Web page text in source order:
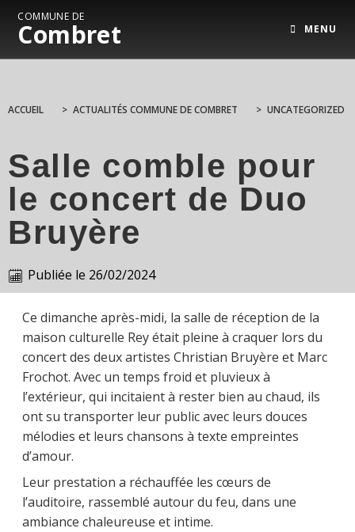
COMMUNE DE
Combret MENU
ACCUEIL > ACTUALITÉS COMMUNE DE COMBRET > UNCATEGORIZED
Salle comble pour
le concert de Duo
Bruyère
Publiée le 26/02/2024
Ce dimanche après-midi, la salle de réception de la
maison culturelle Rey était pleine à craquer lors du
concert des deux artistes Christian Bruyère et Marc
Frochot. Avec un temps froid et pluvieux à
l’extérieur, qui incitaient à rester bien au chaud, ils
ont su transporter leur public avec leurs douces
mélodies et leurs chansons à texte empreintes
d’amour.
Leur prestation a réchauffée les cœurs de
l’auditoire, rassemblé autour du feu, dans une
ambiance chaleureuse et intime.